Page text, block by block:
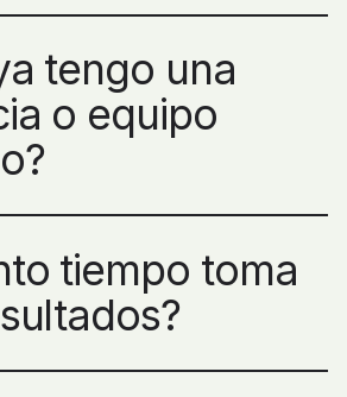
tengo una
o equipo
tiempo toma